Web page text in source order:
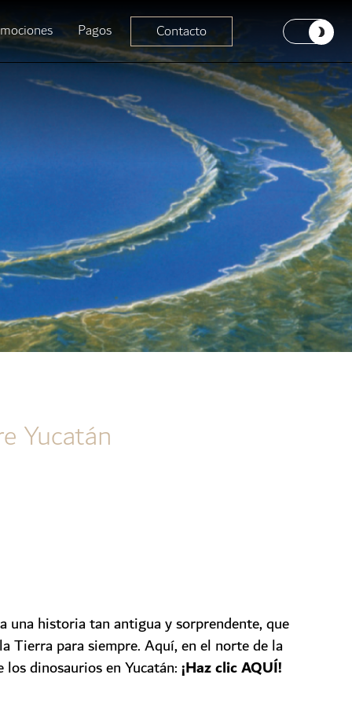
Pagos Contacto
Yucatán
una historia tan antigua y sorprendente, que
Tierra para siempre.Aquí, en el norte de la
dinosaurios en Yucatán:¡Haz clic AQUÍ!